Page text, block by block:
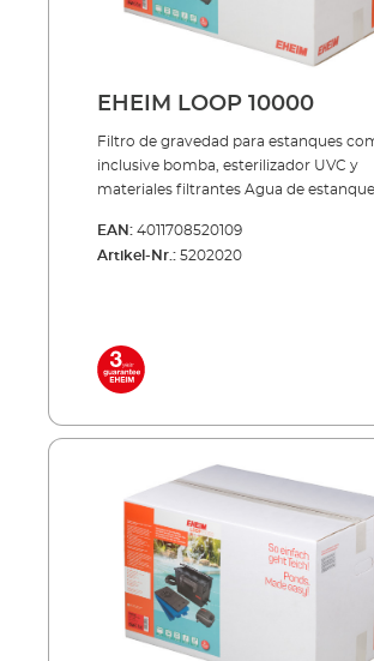
EHEIM LOOP 10000
Filtro de gravedad para estanques
inclusive bomba, esterilizador UVC y
materiales filtrantes Agua de estanque
plantas y animales. El proceso
mecánico de 4 niveles del sistema de
integrado y por varias capas de
antes de desembocar de nuevo en el
suciedad. Todos los componentes del
requieren mantenimiento: Conecte,
y... ¡a disfrutar! Beneficios del filtro de
gravedad para estanques EHEIM
Kit completo listo para instalar
bajo consumo FLOW 3500 con
frente a sobrecalentamiento en caso
de agua y esterilizador CLEAR UVC
incluidos Nuevo brazo de
EAN: 4011708520109
Artikel-Nr.: 5202020